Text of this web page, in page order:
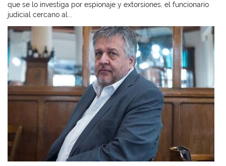
que se lo investiga por espionaje y extorsiones, el funcionario
judicial cercano al...
Imagen